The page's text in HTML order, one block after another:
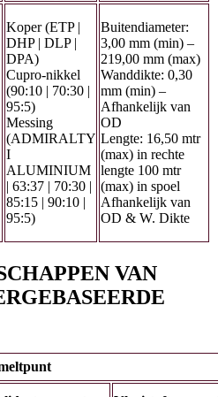
Koper (ETP |
DHP | DLP |
DPA)
Cupro-nikkel
(90:10 | 70:30 |
95:5)
Messing
(ADMIRALTY
I
ALUMINIUM
| 63:37 | 70:30 |
85:15 | 90:10 |
95:5)
Buitendiameter:
3,00 mm (min) –
219,00 mm (max)
Wanddikte: 0,30
mm (min) –
Afhankelijk van
OD
Lengte: 16,50 mtr
(max) in rechte
lengte 100 mtr
(max) in spoel
Afhankelijk van
OD & W. Dikte
VAN